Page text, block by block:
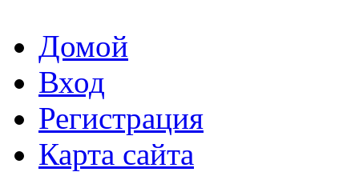
Домой
Вход
Регистрация
Карта сайта